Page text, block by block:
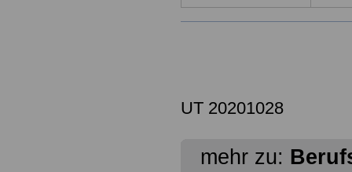
UT 20201028
mehr zu: